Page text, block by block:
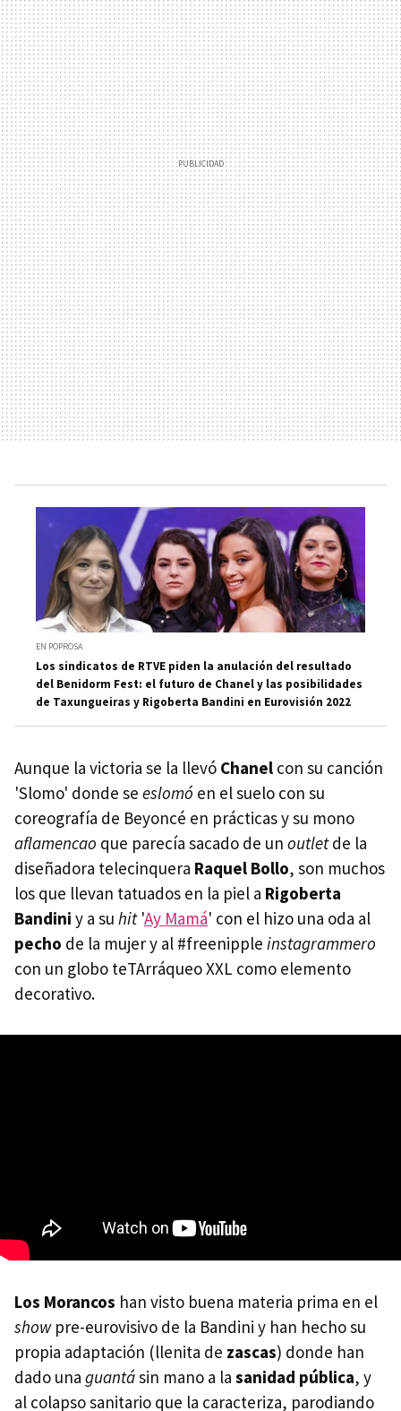
EN POPROSA
Los sindicatos de RTVE piden la anulación del resultado
del Benidorm Fest: el futuro de Chanel y las posibilidades
de Taxungueiras y Rigoberta Bandini en Eurovisión 2022
Aunque la victoria se la llevó Chanel con su canción
'Slomo' donde se eslomó en el suelo con su
coreografía de Beyoncé en prácticas y su mono
aflamencao que parecía sacado de un outletde la
diseñadora telecinquera Raquel Bollo, son muchos
los que llevan tatuados en la piel a Rigoberta
Bandini y a su hit 'Ay Mamá' con el hizo una oda al
pecho de la mujer y al #freenipple instagrammero
con un globo teTArráqueo XXL como elemento
decorativo.
Los Morancos han visto buena materia prima en el
show pre-eurovisivo de la Bandini y han hecho su
propia adaptación (llenita de zascas) donde han
dado una guantásin mano a la sanidad pública, y
al colapso sanitario que la caracteriza, parodiando